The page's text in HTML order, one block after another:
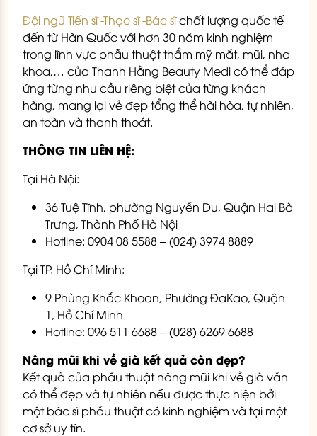
Đội ngũ Tiến sĩ -Thạc sĩ -Bác sĩchất lượng quốc tế
đến từ Hàn Quốc với hơn 30 năm kinh nghiệm
trong lĩnh vực phẫu thuật thẩm mỹ mắt, mũi, nha
khoa,… của Thanh Hằng Beauty Medi có thể đáp
ứng từng nhu cầu riêng biệt của từng khách
hàng, mang lại vẻ đẹp tổng thể hài hòa, tự nhiên,
an toàn và thanh thoát.
THÔNG TIN LIÊN HỆ:
Tại Hà Nội:
36 Tuệ Tĩnh, phường Nguyễn Du, Quận Hai Bà
Trưng, Thành Phố Hà Nội
Hotline: 0904 08 5588 – (024) 3974 8889
Tại TP. Hồ Chí Minh:
9 Phùng Khắc Khoan, Phường ĐaKao, Quận
1, Hồ Chí Minh
Hotline: 096 511 6688 – (028) 6269 6688
Nâng mũi khi về già kết quả còn đẹp?
Kết quả của phẫu thuật nâng mũi khi về già vẫn
có thể đẹp và tự nhiên nếu được thực hiện bởi
một bác sĩ phẫu thuật có kinh nghiệm và tại một
cơ sở uy tín.